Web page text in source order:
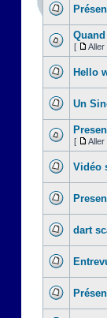
[ Aller
Hello
Un
[ Aller
Vidéo
dart